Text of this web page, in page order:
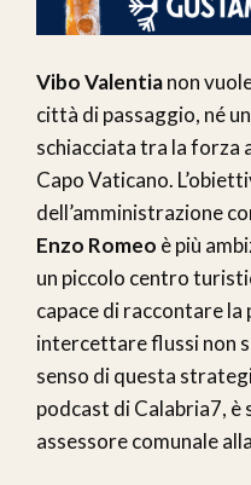
Vibo Valentianon
città di passaggio, né
schiacciata tra la forza
Capo Vaticano.
dell’amministrazione
Enzo Romeo è più
un piccolo centro
capace di raccontare
intercettare flussi non
senso di questa
podcast di Calabria7, è
assessore comunale alla